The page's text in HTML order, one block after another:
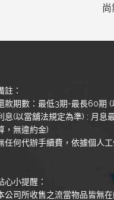
註：
款期數：最低3期-最長60期 (
息(以當舖法規定為準) : 月息
，無違約金)
任何代辦手續費，依據個人
心小提醒：
公司所收售之流當物品皆無